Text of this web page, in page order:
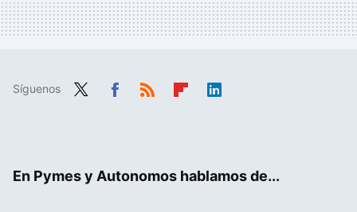
Síguenos
En Pymes y Autonomos hablamos de...